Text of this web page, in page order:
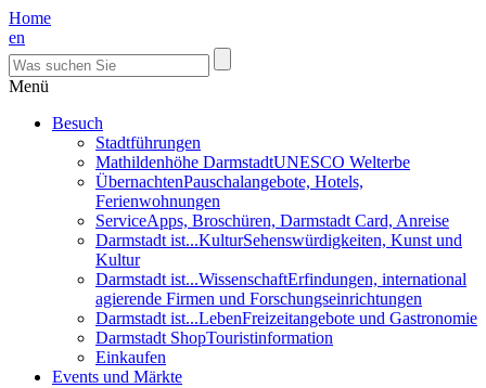
Home
en
Menü
Besuch
Stadtführungen
Mathildenhöhe DarmstadtUNESCO Welterbe
ÜbernachtenPauschalangebote, Hotels,
Ferienwohnungen
ServiceApps, Broschüren, Darmstadt Card, Anreise
Darmstadt ist...KulturSehenswürdigkeiten, Kunst und
Kultur
Darmstadt ist...WissenschaftErfindungen, international
agierende Firmen und Forschungseinrichtungen
Darmstadt ist...LebenFreizeitangebote und Gastronomie
Darmstadt ShopTouristinformation
Einkaufen
Events und Märkte